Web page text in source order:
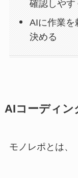
確認しやす
AIに作業を
決める
AIコーディン
モノレポとは、